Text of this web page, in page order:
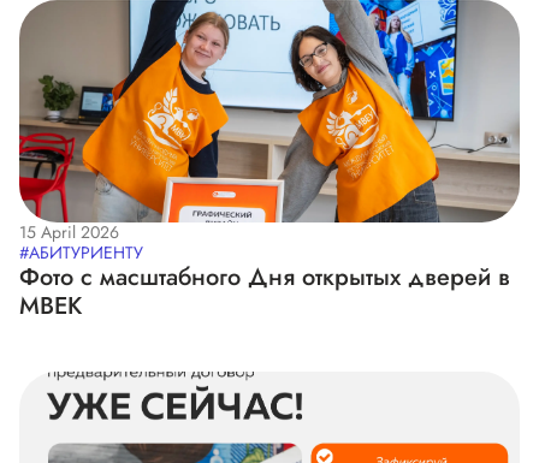
15 April 2026
#АБИТУРИЕНТУ
Фото с масштабного Дня открытых дверей в
МВЕК